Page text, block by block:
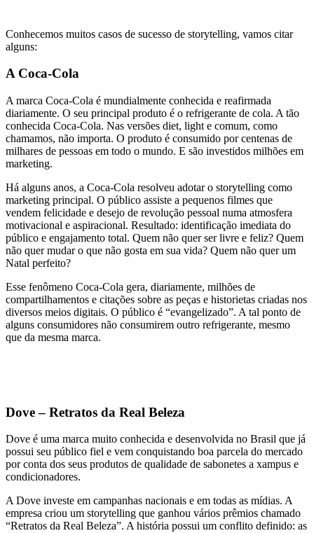
Conhecemos muitos casos de sucesso de storytelling, vamos citar
alguns:
A Coca-Cola
A marca Coca-Cola é mundialmente conhecida e reafirmada
diariamente. O seu principal produto é o refrigerante de cola. A tão
conhecida Coca-Cola. Nas versões diet, light e comum, como
chamamos, não importa. O produto é consumido por centenas de
milhares de pessoas em todo o mundo. E são investidos milhões em
marketing.
Há alguns anos, a Coca-Cola resolveu adotar o storytelling como
marketing principal. O público assiste a pequenos filmes que
vendem felicidade e desejo de revolução pessoal numa atmosfera
motivacional e aspiracional. Resultado: identificação imediata do
público e engajamento total. Quem não quer ser livre e feliz? Quem
não quer mudar o que não gosta em sua vida? Quem não quer um
Natal perfeito?
Esse fenômeno Coca-Cola gera, diariamente, milhões de
compartilhamentos e citações sobre as peças e historietas criadas nos
diversos meios digitais. O público é “evangelizado”. A tal ponto de
alguns consumidores não consumirem outro refrigerante, mesmo
que da mesma marca.
Dove – Retratos da Real Beleza
Dove é uma marca muito conhecida e desenvolvida no Brasil que já
possui seu público fiel e vem conquistando boa parcela do mercado
por conta dos seus produtos de qualidade de sabonetes a xampus e
condicionadores.
A Dove investe em campanhas nacionais e em todas as mídias. A
empresa criou um storytelling que ganhou vários prêmios chamado
“Retratos da Real Beleza”. A história possui um conflito definido: as